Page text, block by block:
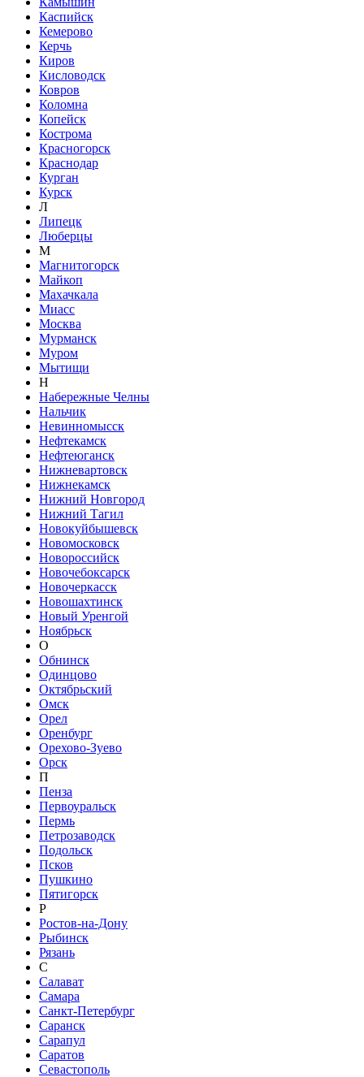
Каспийск
Кемерово
Керчь
Киров
Кисловодск
Ковров
Коломна
Копейск
Кострома
Красногорск
Краснодар
Курган
Курск
Л
Липецк
Люберцы
М
Магнитогорск
Майкоп
Махачкала
Миасс
Москва
Мурманск
Муром
Мытищи
Н
Набережные Челны
Нальчик
Невинномысск
Нефтекамск
Нефтеюганск
Нижневартовск
Нижнекамск
Нижний Новгород
Нижний Тагил
Новокуйбышевск
Новомосковск
Новороссийск
Новочебоксарск
Новочеркасск
Новошахтинск
Новый Уренгой
Ноябрьск
О
Обнинск
Одинцово
Октябрьский
Омск
Орел
Оренбург
Орехово-Зуево
Орск
П
Пенза
Первоуральск
Пермь
Петрозаводск
Подольск
Псков
Пушкино
Пятигорск
Р
Ростов-на-Дону
Рыбинск
Рязань
С
Салават
Самара
Санкт-Петербург
Саранск
Сарапул
Саратов
Севастополь